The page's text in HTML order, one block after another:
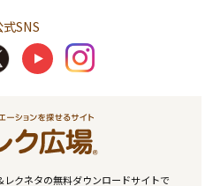
式SNS
クネタの無料ダウンロードサイトで